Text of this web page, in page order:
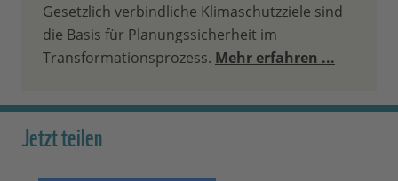
Gesetzlich verbindliche Klimaschutzziele sind
die Basis für Planungssicherheit im
Transformationsprozess. Mehr erfahren ...
Jetzt teilen